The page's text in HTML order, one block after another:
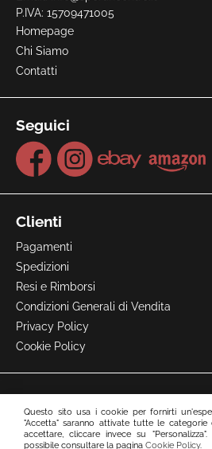
Questo sito usa i cookie per fornirti
"Accetta" saranno attivate tutte le
accettare, cliccare invece su
possibile consultare la pagina Cookie Policy.
P.IVA: 15709471005
Homepage
Chi Siamo
Contatti
Seguici
Clienti
Pagamenti
Spedizioni
Resi e Rimborsi
Condizioni Generali di Vendita
Privacy Policy
Cookie Policy